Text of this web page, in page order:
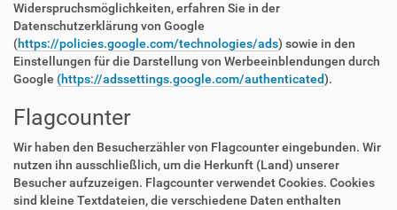
Widerspruchsmöglichkeiten, erfahren Sie in der
Datenschutzerklärung von Google
(https://policies.google.com/technologies/ads) sowie in den
Einstellungen für die Darstellung von Werbeeinblendungen durch
Google (https://adssettings.google.com/authenticated).
Flagcounter
Wir haben den Besucherzähler von Flagcounter eingebunden. Wir
nutzen ihn ausschließlich, um die Herkunft (Land) unserer
Besucher aufzuzeigen. Flagcounter verwendet Cookies. Cookies
sind kleine Textdateien, die verschiedene Daten enthalten